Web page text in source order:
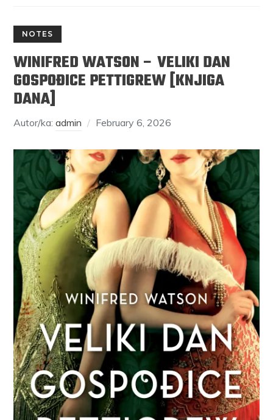
NOTES
WINIFRED WATSON – VELIKI DAN
GOSPOĐICE PETTIGREW [KNJIGA
DANA]
Autor/ka:admin February 6, 2026